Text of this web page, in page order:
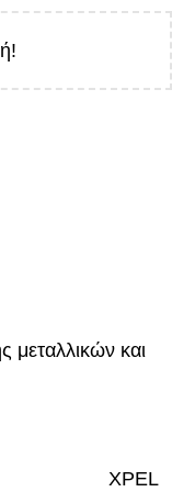
μεταλλικών και
XPEL